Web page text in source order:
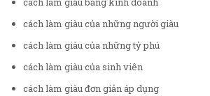
cách làm giàu của những người giàu
cách làm giàu của những tỷ phú
cách làm giàu của sinh viên
cách làm giàu đơn giản áp dụng